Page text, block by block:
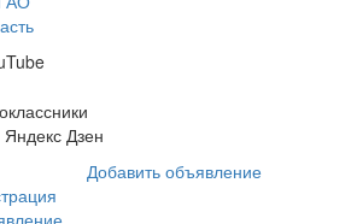
Дзен
Добавить объявление